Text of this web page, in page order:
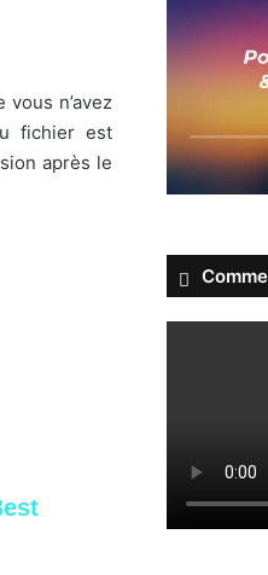
n’avez
fichier est
après le